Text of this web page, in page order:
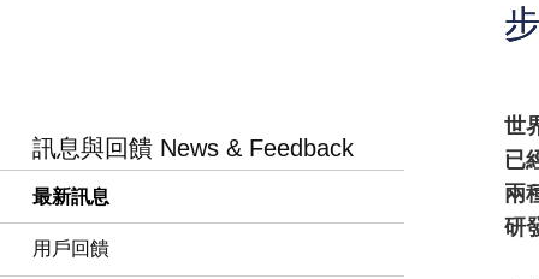
訊息與回饋 News & Feedback
最新訊息
用戶回饋
世
已
兩
研